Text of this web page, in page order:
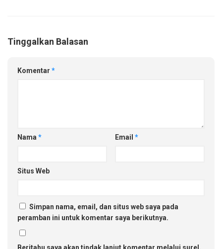
Tinggalkan Balasan
Komentar *
Nama * Email *
Situs Web
Simpan nama, email, dan situs web saya pada
peramban ini untuk komentar saya berikutnya.
Beritahu saya akan tindak lanjut komentar melalui surel.